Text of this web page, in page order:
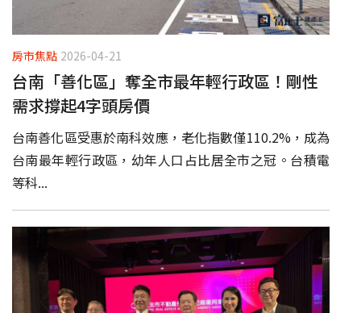
房市焦點 2026-04-21
台南「善化區」奪全市最年輕行政區！剛性
需求撐起4字頭房價
台南善化區受惠於南科效應，老化指數僅110.2%，成為
台南最年輕行政區，幼年人口占比居全市之冠。台積電
等科...